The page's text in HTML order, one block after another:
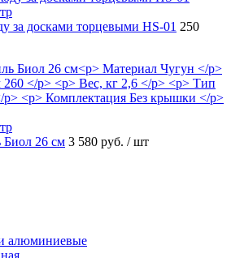
за досками торцевыми HS-01 250
Биол 26 см 3 580 руб. / шт
алюминиевые